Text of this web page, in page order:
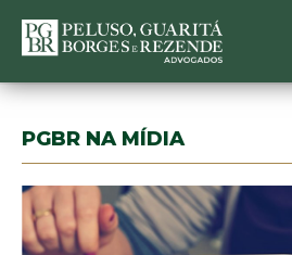
PGBR NA MÍDIA